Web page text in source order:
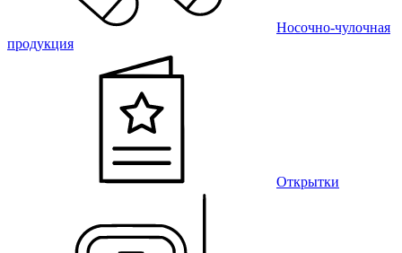
Носочно-чулочная
продукция
Открытки